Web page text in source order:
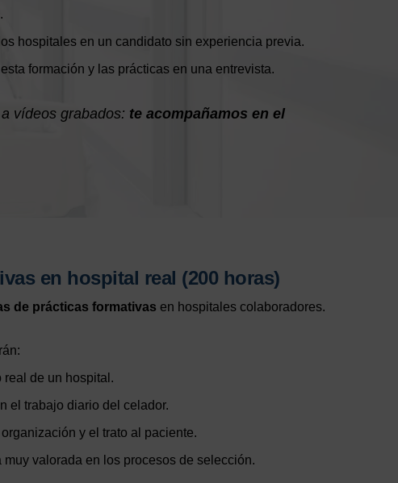
hospitales en un candidato sin experiencia previa.
formación y las prácticas en una entrevista.
vídeos grabados: te acompañamos en el
en hospital real (200 horas)
de prácticas formativas en hospitales colaboradores.
de un hospital.
el trabajo diario del celador.
y el trato al paciente.
valorada en los procesos de selección.